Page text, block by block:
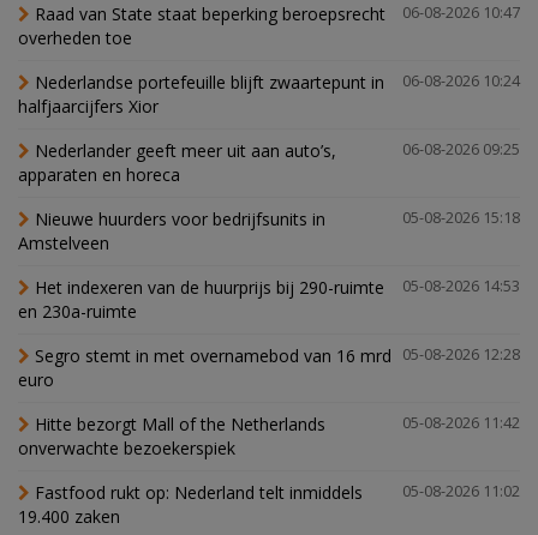
06-08-2026 10:47
Raad van State staat beperking beroepsrecht
overheden toe
06-08-2026 10:24
Nederlandse portefeuille blijft zwaartepunt in
halfjaarcijfers Xior
06-08-2026 09:25
Nederlander geeft meer uit aan auto’s,
apparaten en horeca
05-08-2026 15:18
Nieuwe huurders voor bedrijfsunits in
Amstelveen
05-08-2026 14:53
Het indexeren van de huurprijs bij 290-ruimte
en 230a-ruimte
05-08-2026 12:28
Segro stemt in met overnamebod van 16 mrd
euro
05-08-2026 11:42
Hitte bezorgt Mall of the Netherlands
onverwachte bezoekerspiek
05-08-2026 11:02
Fastfood rukt op: Nederland telt inmiddels
19.400 zaken